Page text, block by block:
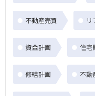
不動産売買
資金計画 住宅
修繕計画 不動